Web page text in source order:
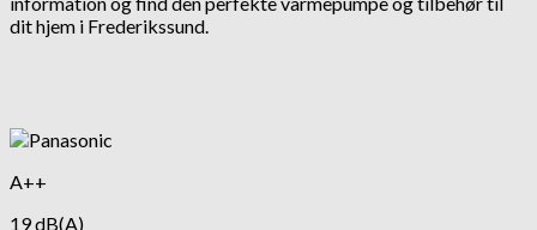
dit hjem i Frederikssund.
A++
19 dB(A)